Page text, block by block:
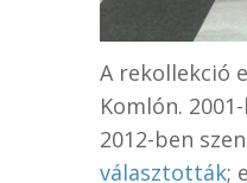
A rekollekció
Komlón.
2012-ben
választották;